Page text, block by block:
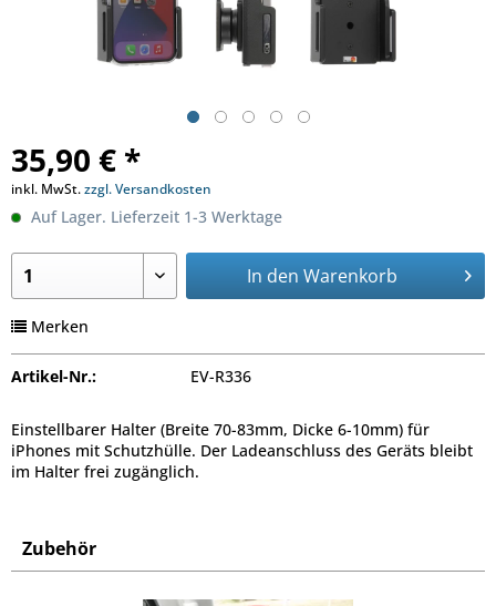
35,90 € *
inkl. MwSt.zzgl. Versandkosten
Auf Lager. Lieferzeit 1-3 Werktage
In den Warenkorb
Merken
Artikel-Nr.: EV-R336
Einstellbarer Halter (Breite 70-83mm, Dicke 6-10mm) für
iPhones mit Schutzhülle. Der Ladeanschluss des Geräts bleibt
im Halter frei zugänglich.
Zubehör